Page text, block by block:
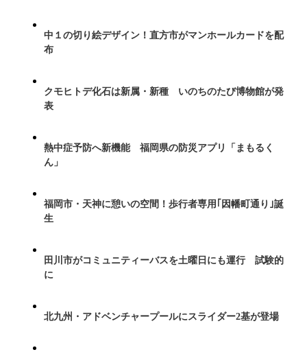
中１の切り絵デザイン！直方市がマンホールカードを配
布
クモヒトデ化石は新属・新種 いのちのたび博物館が発
表
熱中症予防へ新機能 福岡県の防災アプリ「まもるく
ん」
福岡市・天神に憩いの空間！歩行者専用｢因幡町通り｣誕
生
田川市がコミュニティーバスを土曜日にも運行 試験的
に
北九州・アドベンチャープールにスライダー2基が登場